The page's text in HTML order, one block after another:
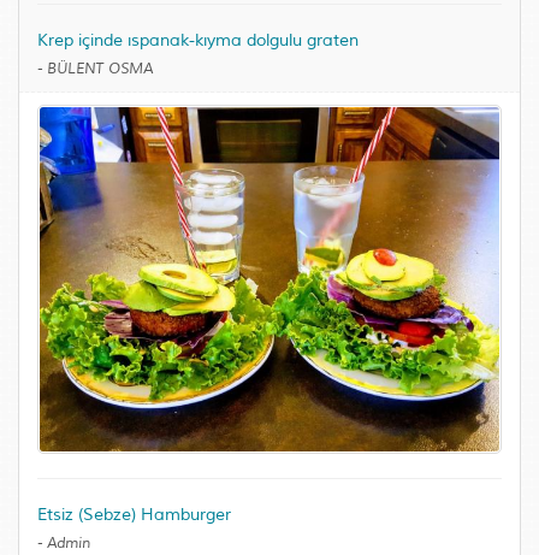
Krep içinde ıspanak-kıyma dolgulu graten
- BÜLENT OSMA
Etsiz (Sebze) Hamburger
- Admin